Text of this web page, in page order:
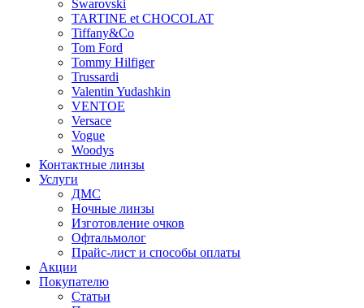
Swarovski
TARTINE et CHOCOLAT
Tiffany&Co
Tom Ford
Tommy Hilfiger
Trussardi
Valentin Yudashkin
VENTOE
Versace
Vogue
Woodys
Контактные линзы
Услуги
ДМС
Ночные линзы
Изготовление очков
Офтальмолог
Прайс-лист и способы оплаты
Акции
Покупателю
Статьи